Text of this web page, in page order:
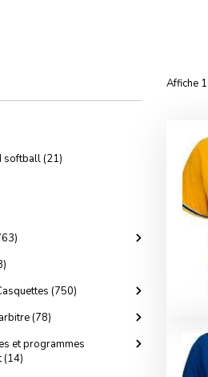
softball (21)
(750)
(78)
et programmes
(14)
Affiche